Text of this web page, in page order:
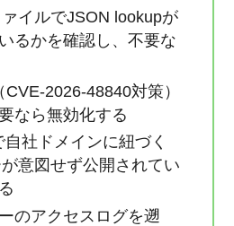
イルでJSON lookupが
るかを確認し、不要な
2026-48840対策）
なら無効化する
社ドメインに紐づく
意図せず公開されてい
のアクセスログを遡